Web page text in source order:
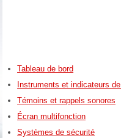
Tableau de bord
Instruments et indicateurs
Témoins et rappels sonores
Écran multifonction
Systèmes de sécurité